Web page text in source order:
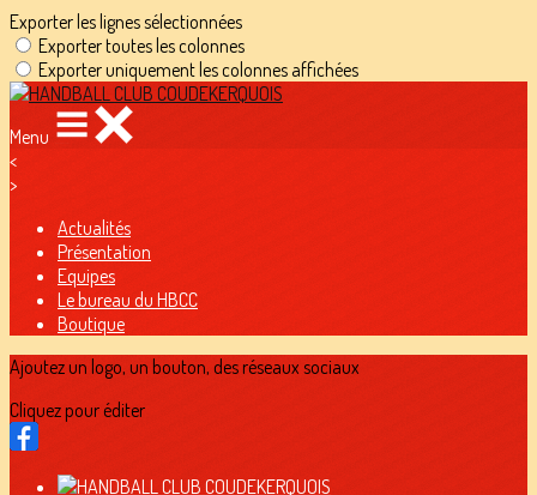
Exporter les lignes sélectionnées
Exporter toutes les colonnes
Exporter uniquement les colonnes affichées
Menu
<
>
Actualités
Présentation
Equipes
Le bureau du HBCC
Boutique
Ajoutez un logo, un bouton, des réseaux sociaux
Cliquez pour éditer